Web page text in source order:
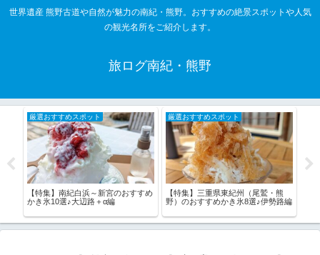
世界遺産 熊野古道や自然が魅力の南紀・熊野。おすすめの絶景スポットや人気
の観光名所をご紹介します。
旅ログ南紀・熊野
厳選おすすめスポット
【特集】南紀白浜～新宮のおすすめ
かき氷10選♪大辺路＋α編
厳選おすすめスポット
【特集】三重県東紀州（尾鷲・熊
野）のおすすめかき氷8選♪伊勢路編